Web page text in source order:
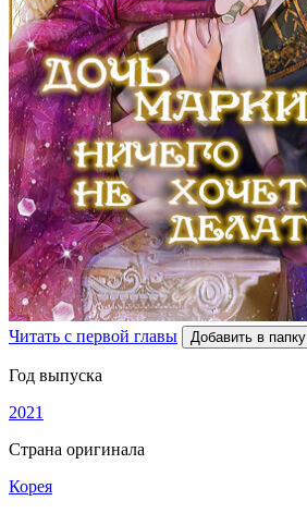
Читать с первой главы Добавить в папку
Год выпуска
2021
Страна оригинала
Корея